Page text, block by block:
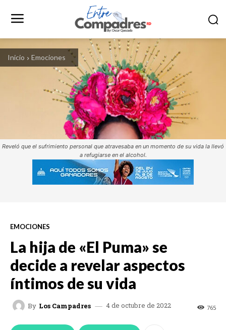
Inicio Emociones
Reveló que el sufrimiento personal que atravesaba en un momento de su vida la llevó
a refugiarse en el alcohol.
EMOCIONES
La hija de «El Puma» se
decide a revelar aspectos
íntimos de su vida
By Los Campadres 4 de octubre de 2022 765